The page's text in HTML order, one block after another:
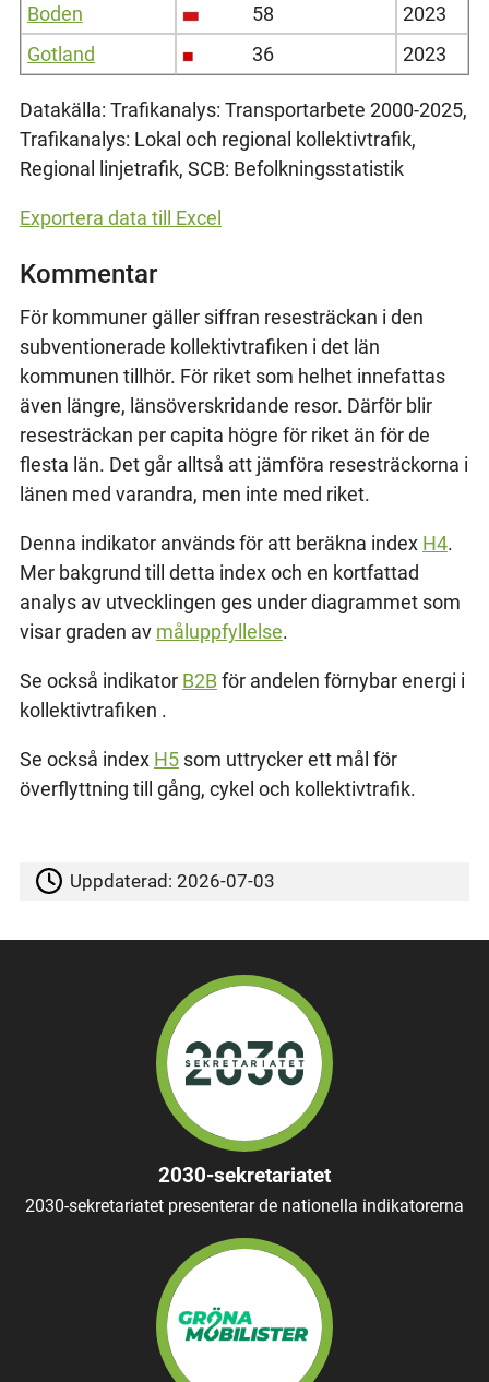
Boden
58
2023
Gotland
36 2023
Datakälla: Trafikanalys: Transportarbete 2000-2025,
Trafikanalys: Lokal och regional kollektivtrafik,
Regional linjetrafik, SCB: Befolkningsstatistik
Exportera data till Excel
Kommentar
För kommuner gäller siffran resesträckan i den
subventionerade kollektivtrafiken i det län
kommunen tillhör. För riket som helhet innefattas
även längre, länsöverskridande resor. Därför blir
resesträckan per capita högre för riket än för de
flesta län. Det går alltså att jämföra resesträckorna i
länen med varandra, men inte med riket.
Denna indikator används för att beräkna index H4.
Mer bakgrund till detta index och en kortfattad
analys av utvecklingen ges under diagrammet som
visar graden av måluppfyllelse.
Se också indikator B2Bför andelen förnybar energi i
kollektivtrafiken .
Se också index H5som uttrycker ett mål för
överflyttning till gång, cykel och kollektivtrafik.
Uppdaterad:2026-07-03
2030-sekretariatet
2030-sekretariatet presenterar de nationella indikatorerna